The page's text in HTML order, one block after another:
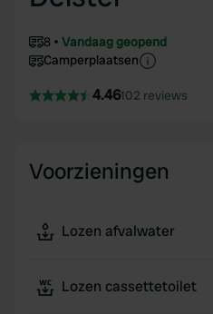
8
Vandaag geopend
Camperplaatsen
4.46102 reviews
Voorzieningen
Lozen afvalwater
Lozen cassettetoilet